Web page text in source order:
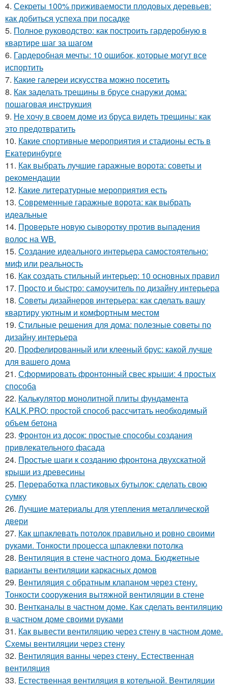
4. Секреты 100% приживаемости плодовых деревьев:
как добиться успеха при посадке
5. Полное руководство: как построить гардеробную в
квартире шаг за шагом
6. Гардеробная мечты: 10 ошибок, которые могут все
испортить
7. Какие галереи искусства можно посетить
8. Как заделать трещины в брусе снаружи дома:
пошаговая инструкция
9. Не хочу в своем доме из бруса видеть трещины: как
это предотвратить
10. Какие спортивные мероприятия и стадионы есть в
Екатеринбурге
11. Как выбрать лучшие гаражные ворота: советы и
рекомендации
12. Какие литературные мероприятия есть
13. Современные гаражные ворота: как выбрать
идеальные
14. Проверьте новую сыворотку против выпадения
волос на WB.
15. Создание идеального интерьера самостоятельно:
миф или реальность
16. Как создать стильный интерьер: 10 основных правил
17. Просто и быстро: самоучитель по дизайну интерьера
18. Советы дизайнеров интерьера: как сделать вашу
квартиру уютным и комфортным местом
19. Стильные решения для дома: полезные советы по
дизайну интерьера
20. Профелированный или клееный брус: какой лучше
для вашего дома
21. Сформировать фронтонный свес крыши: 4 простых
способа
22. Калькулятор монолитной плиты фундамента
KALK.PRO: простой способ рассчитать необходимый
объем бетона
23. Фронтон из досок: простые способы создания
привлекательного фасада
24. Простые шаги к созданию фронтона двухскатной
крыши из древесины
25. Переработка пластиковых бутылок: сделать свою
сумку
26. Лучшие материалы для утепления металлической
двери
27. Как шпаклевать потолок правильно и ровно своими
руками. Тонкости процесса шпаклевки потолка
28. Вентиляция в стене частного дома. Бюджетные
варианты вентиляции каркасных домов
29. Вентиляция с обратным клапаном через стену.
Тонкости сооружения вытяжной вентиляции в стене
30. Вентканалы в частном доме. Как сделать вентиляцию
в частном доме своими руками
31. Как вывести вентиляцию через стену в частном доме.
Схемы вентиляции через стену
32. Вентиляция ванны через стену. Естественная
вентиляция
33. Естественная вентиляция в котельной. Вентиляции